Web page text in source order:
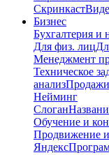
Скринкаст
Бизнес
Бухгалтерия и
Для физ. лиц
Менеджмент
Техническое
анализПродажи
Нейминг
Слоган
Обучение и
Продвижение
Яндекс